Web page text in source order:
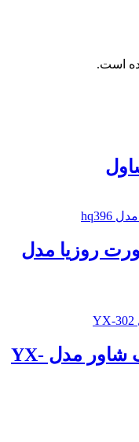
است.
روزیا مدل
ریش تراش سه تیغ استرانگ شاور مدل YX-